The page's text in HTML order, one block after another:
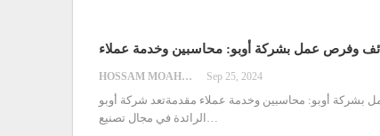
وفرص عمل بشركة أوبو: محاسبين وخدمة عملاء
HOSSAM MOAHMED Sep 25, 2024
أوبو: محاسبين وخدمة عملاء مقدمةتعد شركة أوبو (OPPO) من الشركات
الرائدة في مجال تصنيع